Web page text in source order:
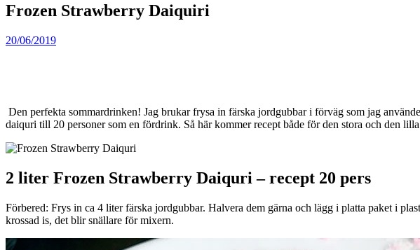
Frozen Strawberry Daiquiri
20/06/2019
Den perfekta sommardrinken! Jag brukar frysa in färska jordgubbar i förväg som jag
daiquri till 20 personer som en fördrink. Så här kommer recept både för den stora och den
2 liter Frozen Strawberry Daiquri – recept 20 pers
Förbered: Frys in ca 4 liter färska jordgubbar. Halvera dem gärna och lägg i platta paket i
krossad is, det blir snällare för mixern.